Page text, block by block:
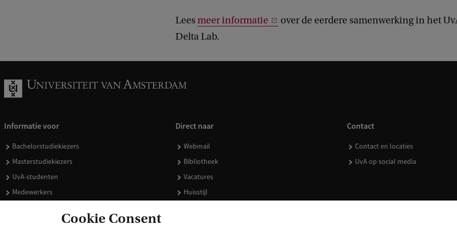
Leesmeer informatie
over de eerdere samenwerking in het
Delta Lab.
Informatie voor
Bachelorstudiekiezers
Masterstudiekiezers
UvA-studenten
Medewerkers
Direct naar
Webmail
Bibliotheek
Vacatures
Huisstijl
Contact
Contact en locaties
UvA op social media
Cookie Consent